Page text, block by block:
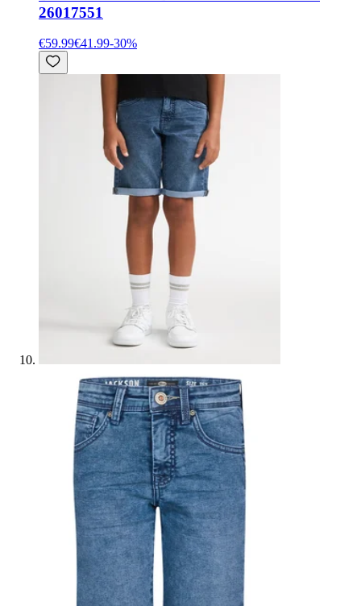
26017551
€59.99€41.99-30%